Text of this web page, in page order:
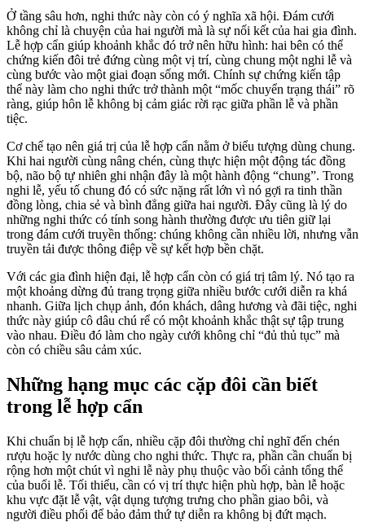
Ở tầng sâu hơn, nghi thức này còn có ý nghĩa xã hội. Đám cưới
không chỉ là chuyện của hai người mà là sự nối kết của hai gia đình.
Lễ hợp cẩn giúp khoảnh khắc đó trở nên hữu hình: hai bên có thể
chứng kiến đôi trẻ đứng cùng một vị trí, cùng chung một nghi lễ và
cùng bước vào một giai đoạn sống mới. Chính sự chứng kiến tập
thể này làm cho nghi thức trở thành một “mốc chuyển trạng thái” rõ
ràng, giúp hôn lễ không bị cảm giác rời rạc giữa phần lễ và phần
tiệc.
Cơ chế tạo nên giá trị của lễ hợp cẩn nằm ở biểu tượng dùng chung.
Khi hai người cùng nâng chén, cùng thực hiện một động tác đồng
bộ, não bộ tự nhiên ghi nhận đây là một hành động “chung”. Trong
nghi lễ, yếu tố chung đó có sức nặng rất lớn vì nó gợi ra tinh thần
đồng lòng, chia sẻ và bình đẳng giữa hai người. Đây cũng là lý do
những nghi thức có tính song hành thường được ưu tiên giữ lại
trong đám cưới truyền thống: chúng không cần nhiều lời, nhưng vẫn
truyền tải được thông điệp về sự kết hợp bền chặt.
Với các gia đình hiện đại, lễ hợp cẩn còn có giá trị tâm lý. Nó tạo ra
một khoảng dừng đủ trang trọng giữa nhiều bước cưới diễn ra khá
nhanh. Giữa lịch chụp ảnh, đón khách, dâng hương và đãi tiệc, nghi
thức này giúp cô dâu chú rể có một khoảnh khắc thật sự tập trung
vào nhau. Điều đó làm cho ngày cưới không chỉ “đủ thủ tục” mà
còn có chiều sâu cảm xúc.
Những hạng mục các cặp đôi cần biết
trong lễ hợp cẩn
Khi chuẩn bị lễ hợp cẩn, nhiều cặp đôi thường chỉ nghĩ đến chén
rượu hoặc ly nước dùng cho nghi thức. Thực ra, phần cần chuẩn bị
rộng hơn một chút vì nghi lễ này phụ thuộc vào bối cảnh tổng thể
của buổi lễ. Tối thiểu, cần có vị trí thực hiện phù hợp, bàn lễ hoặc
khu vực đặt lễ vật, vật dụng tượng trưng cho phần giao bôi, và
người điều phối để bảo đảm thứ tự diễn ra không bị đứt mạch.